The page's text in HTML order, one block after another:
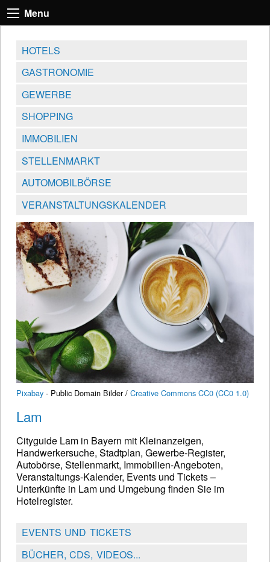
Menu
HOTELS
GASTRONOMIE
GEWERBE
SHOPPING
IMMOBILIEN
STELLENMARKT
AUTOMOBILBÖRSE
VERANSTALTUNGSKALENDER
Pixabay - Public Domain Bilder / Creative Commons CC0 (CC0 1.0)
Lam
Cityguide Lam in Bayern mit Kleinanzeigen,
Handwerkersuche, Stadtplan, Gewerbe-Register,
Autobörse, Stellenmarkt, Immobilien-Angeboten,
Veranstaltungs-Kalender, Events und Tickets –
Unterkünfte in Lam und Umgebung finden Sie im
Hotelregister.
EVENTS UND TICKETS
BÜCHER, CDS, VIDEOS...